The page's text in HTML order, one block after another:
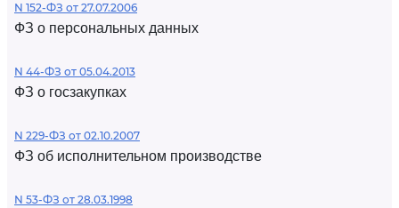
N 152-ФЗ от 27.07.2006
ФЗ о персональных данных
N 44-ФЗ от 05.04.2013
ФЗ о госзакупках
N 229-ФЗ от 02.10.2007
ФЗ об исполнительном производстве
N 53-ФЗ от 28.03.1998